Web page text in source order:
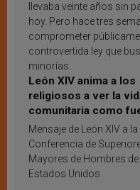
llevaba veinte años sin
hoy. Pero hace tres
comprometer
controvertida ley que
minorías.
León XIV anima a los
religiosos a ver la
comunitaria como
inspiración y
Mensaje de León XIV a la
Conferencia de
Mayores de Hombres
Estados Unidos